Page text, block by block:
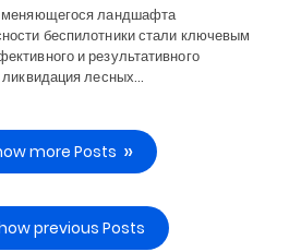
меняющегося ландшафта
беспилотники стали ключевым
и результативного
лесных…
more Posts
previous Posts